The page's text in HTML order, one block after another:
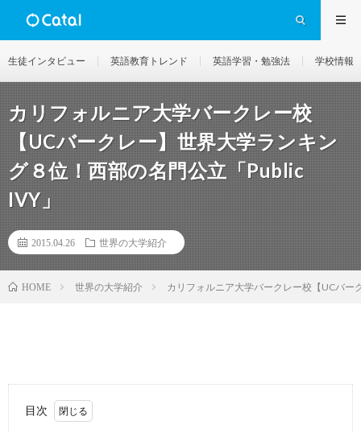
生徒インタビュー 英語教育トレンド 英語学習・勉強法 学校情報
カリフォルニア大学バークレー校
【UCバークレー】世界大学ランキン
グ８位！西部の名門公立「Public
IVY」
2015.04.26 世界の大学紹介
HOME 世界の大学紹介 カリフォルニア大学バークレー校【UCバー
目次